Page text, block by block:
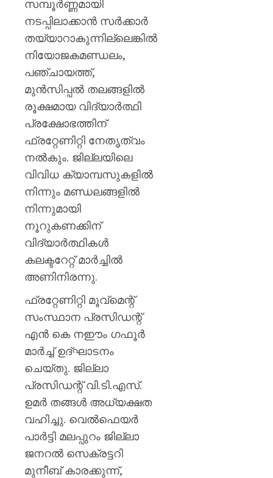
സമ്പൂർണ്ണമായി
നടപ്പിലാക്കാൻ സർക്കാർ
തയ്യാറാകുന്നില്ലെങ്കിൽ
നിയോജകമണ്ഡലം,
പഞ്ചായത്ത്,
മുൻസിപ്പൽ തലങ്ങളിൽ
രൂക്ഷമായ വിദ്യാർത്ഥി
പ്രക്ഷോഭത്തിന്
ഫ്രറ്റേണിറ്റി നേതൃത്വം
നൽകും. ജില്ലയിലെ
വിവിധ ക്യാമ്പസുകളിൽ
നിന്നും മണ്ഡലങ്ങളിൽ
നിന്നുമായി
നൂറുകണക്കിന്
വിദ്യാർത്ഥികൾ
കലക്ടറേറ്റ് മാർച്ചിൽ
അണിനിരന്നു.
ഫ്രറ്റേണിറ്റി മൂവ്മെന്റ്
സംസ്ഥാന പ്രസിഡന്റ്
എൻ കെ നഈം ഗഫൂർ
മാർച്ച് ഉദ്ഘാടനം
ചെയ്തു. ജില്ലാ
പ്രസിഡന്റ് വി.ടി.എസ്.
ഉമർ തങ്ങൾ അധ്യക്ഷത
വഹിച്ചു. വെൽഫെയർ
പാർട്ടി മലപ്പുറം ജില്ലാ
ജനറൽ സെക്രട്ടറി
മുനീബ് കാരക്കുന്ന്,